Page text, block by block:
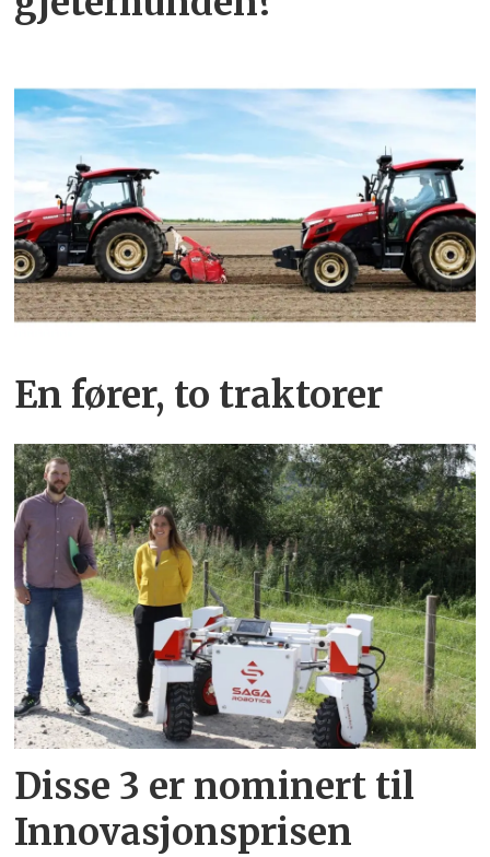
En fører, to traktorer
Disse 3 er nominert til
Innovasjonsprisen